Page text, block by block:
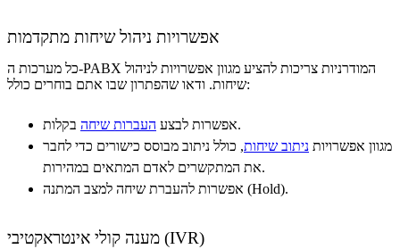
אפשרויות ניהול שיחות מתקדמות
כל מערכות ה-PABX המודרניות צריכות להציע מגוון אפשרויות לניהול
שיחות. ודאו שהפתרון שבו אתם בוחרים כולל:
אפשרות לבצע העברות שיחה
בקלות.
מגוון אפשרויות ניתוב שיחות, כולל ניתוב מבוסס כישורים כדי לחבר
את המתקשרים לאדם המתאים במהירות.
אפשרות להעברת שיחה למצב המתנה (Hold).
מענה קולי אינטראקטיבי (IVR)